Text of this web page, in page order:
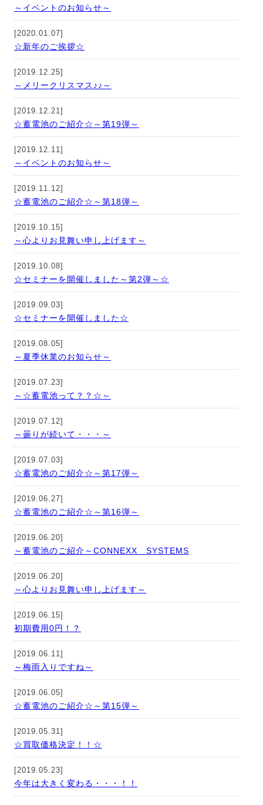
～イベントのお知らせ～
[2020.01.07]
☆新年のご挨拶☆
[2019.12.25]
～メリークリスマス♪♪～
[2019.12.21]
☆蓄電池のご紹介☆～第19弾～
[2019.12.11]
～イベントのお知らせ～
[2019.11.12]
☆蓄電池のご紹介☆～第18弾～
[2019.10.15]
～心よりお見舞い申し上げます～
[2019.10.08]
☆セミナーを開催しました～第2弾～☆
[2019.09.03]
☆セミナーを開催しました☆
[2019.08.05]
～夏季休業のお知らせ～
[2019.07.23]
～☆蓄電池って？？☆～
[2019.07.12]
～曇りが続いて・・・～
[2019.07.03]
☆蓄電池のご紹介☆～第17弾～
[2019.06.27]
☆蓄電池のご紹介☆～第16弾～
[2019.06.20]
～蓄電池のご紹介～CONNEXX SYSTEMS
[2019.06.20]
～心よりお見舞い申し上げます～
[2019.06.15]
初期費用0円！？
[2019.06.11]
～梅雨入りですね～
[2019.06.05]
☆蓄電池のご紹介☆～第15弾～
[2019.05.31]
☆買取価格決定！！☆
[2019.05.23]
今年は大きく変わる・・・！！